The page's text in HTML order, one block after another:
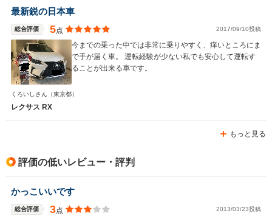
最新鋭の日本車
総合評価 5点 2017/09/10投稿
今までの乗った中では非常に乗りやすく、痒いところにま
で手が届く車。 運転経験が少ない私でも安心して運転す
ることが出来る車です。
くろいしさん （東京都）
レクサス RX
もっと見る
評価の低いレビュー・評判
かっこいいです
総合評価 3点 2013/03/23投稿